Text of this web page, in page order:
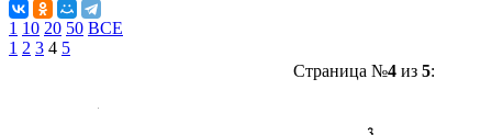
1 10 20 50 ВСЕ
1 2 3 4 5
Страница №4из 5: